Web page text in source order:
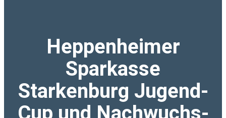
Heppenheimer
Sparkasse
Starkenburg Jugend-
Cup und Nachwuchs-